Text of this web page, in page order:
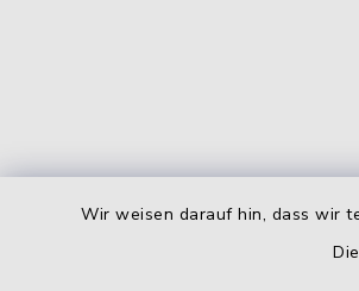
Wir weisen darauf hin, dass wir